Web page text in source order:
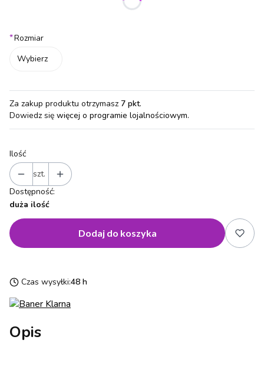
Poszczególne warianty mogą różnić się ceną
*Rozmiar
Wybierz
Za zakup produktu otrzymasz 7 pkt.
Dowiedz się więcej o programie lojalnościowym.
Ilość
szt.
Dostępność:
duża ilość
Dodaj do koszyka
Czas wysyłki:48 h
Opis